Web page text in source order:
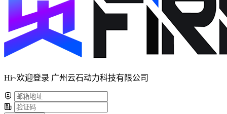
Hi~欢迎登录 广州云石动力科技有限公司